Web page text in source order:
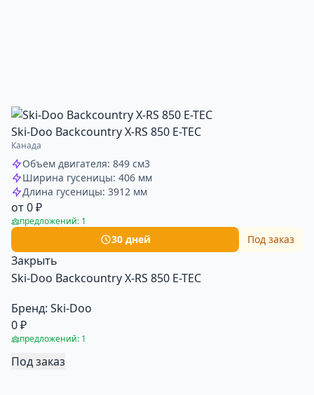
Ski-Doo Backcountry X-RS 850 E-TEC
Канада
Объем двигателя: 849 см3
Ширина гусеницы: 406 мм
Длина гусеницы: 3912 мм
от 0 ₽
предложений: 1
30 дней Под заказ
Закрыть
Ski-Doo Backcountry X-RS 850 E-TEC
Бренд: Ski-Doo
0 ₽
предложений: 1
Под заказ